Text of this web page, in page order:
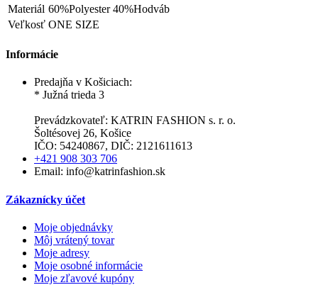
Materiál 60%Polyester 40%Hodváb
Veľkosť ONE SIZE
Informácie
Predajňa v Košiciach:
* Južná trieda 3
Prevádzkovateľ: KATRIN FASHION s. r. o.
Šoltésovej 26, Košice
IČO: 54240867, DIČ: 2121611613
+421 908 303 706
Email: info@katrinfashion.sk
Zákaznícky účet
Moje objednávky
Môj vrátený tovar
Moje adresy
Moje osobné informácie
Moje zľavové kupóny